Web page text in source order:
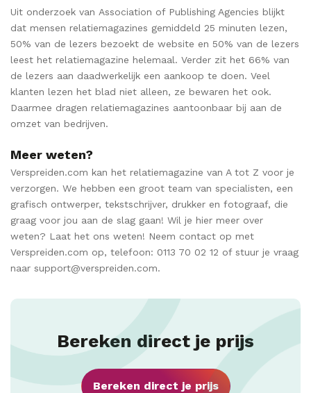
Uit onderzoek van Association of Publishing Agencies blijkt
dat mensen relatiemagazines gemiddeld 25 minuten lezen,
50% van de lezers bezoekt de website en 50% van de lezers
leest het relatiemagazine helemaal. Verder zit het 66% van
de lezers aan daadwerkelijk een aankoop te doen. Veel
klanten lezen het blad niet alleen, ze bewaren het ook.
Daarmee dragen relatiemagazines aantoonbaar bij aan de
omzet van bedrijven.
Meer weten?
Verspreiden.com kan het relatiemagazine van A tot Z voor je
verzorgen. We hebben een groot team van specialisten, een
grafisch ontwerper, tekstschrijver, drukker en fotograaf, die
graag voor jou aan de slag gaan! Wil je hier meer over
weten? Laat het ons weten! Neem contact op met
Verspreiden.com op, telefoon: 0113 70 02 12 of stuur je vraag
naar support@verspreiden.com.
Bereken direct je prijs
Bereken direct je prijs